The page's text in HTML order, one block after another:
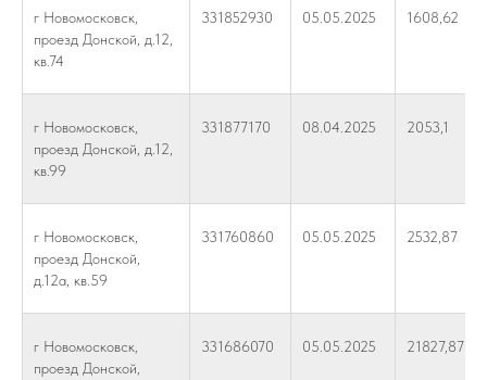
г Новомосковск,
проезд Донской, д.12,
кв.74
331852930 05.05.2025 1608,62
г Новомосковск,
проезд Донской, д.12,
кв.99
331877170 08.04.2025 2053,1
г Новомосковск,
проезд Донской,
д.12а, кв.59
331760860 05.05.2025 2532,87
г Новомосковск,
проезд Донской,
331686070 05.05.2025 21827,87